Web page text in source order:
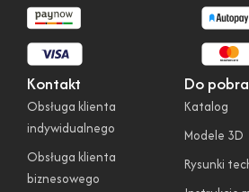
Kontakt
Obsługa klienta
indywidualnego
Obsługa klienta
biznesowego
Do
Katalog
Modele 3D
Rysunki